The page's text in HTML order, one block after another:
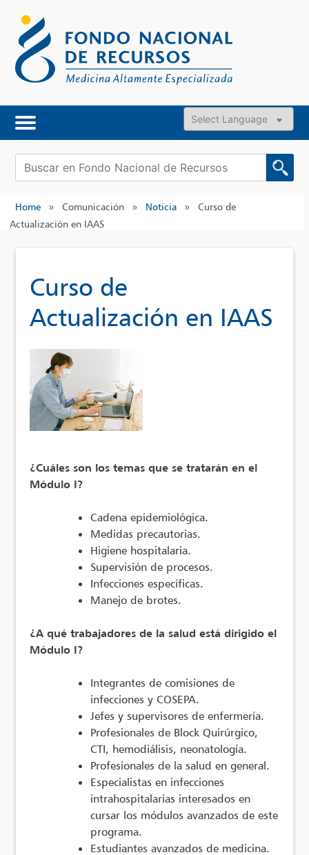
content
Powered by
Buscar:
Home » Comunicación » Noticia »
Curso de
Actualización en IAAS
Curso de
Actualización en IAAS
¿Cuáles son los temas que se tratarán en el
Módulo I?
Cadena epidemiológica.
Medidas precautorias.
Higiene hospitalaria.
Supervisión de procesos.
Infecciones específicas.
Manejo de brotes.
¿A qué trabajadores de la salud está dirigido el
Módulo I?
Integrantes de comisiones de
infecciones y COSEPA.
Jefes y supervisores de enfermería.
Profesionales de Block Quirúrgico,
CTI, hemodiálisis, neonatología.
Profesionales de la salud en general.
Especialistas en infecciones
intrahospitalarias interesados en
cursar los módulos avanzados de este
programa.
Estudiantes avanzados de medicina.